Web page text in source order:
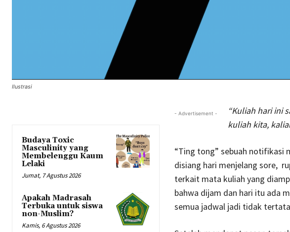
Ilustrasi
Budaya Toxic
Masculinity yang
Membelenggu Kaum
Lelaki
Jumat, 7 Agustus 2026
Apakah Madrasah
Terbuka untuk siswa
non-Muslim?
Kamis, 6 Agustus 2026
- Advertisement -
“Kuliah hari ini
kuliah kita,
“Ting tong” sebuah notifikasi
disiang hari menjelang sore,
terkait mata kuliah yang
bahwa dijam dan hari itu ada
semua jadwal jadi tidak